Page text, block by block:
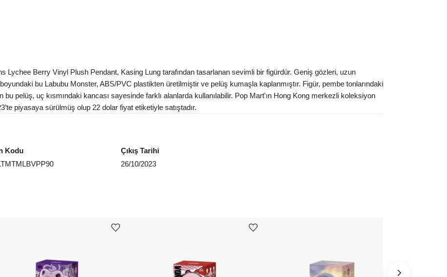
Lychee Berry Vinyl Plush Pendant, Kasing Lung tarafından tasarlanan sevimli bir figürdür. Geniş gözleri, uzun
bu Labubu Monster, ABS/PVC plastikten üretilmiştir ve pelüş kumaşla kaplanmıştır. Figür, pembe tonlarındaki
pelüş, uç kısmındaki kancası sayesinde farklı alanlarda kullanılabilir. Pop Mart'ın Hong Kong merkezli koleksiyon
piyasaya sürülmüş olup 22 dolar fiyat etiketiyle satıştadır.
Kodu
Çıkış Tarihi
26/10/2023
Ürünü istek listesine ekle veya listeden çıkar Ürünü istek listesine ekle veya listeden çıkar